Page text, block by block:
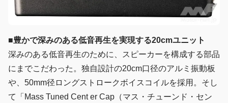
■豊かで深みのある低音再生を実現する20cmユニット
深みのある低音再生のために、スピーカーを構成する部品
にまでこだわった。独自設計の20cm口径のアルミ振動板
や、50mm径ロングストロークボイスコイルを採用。そし
て「Mass Tuned Cent er Cap（マス・チューンド・セン